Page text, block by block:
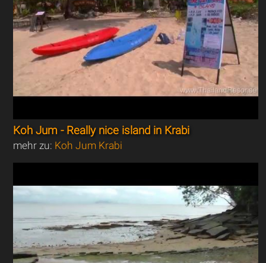
Koh Jum - Really nice island in Krabi
mehr zu: Koh Jum Krabi